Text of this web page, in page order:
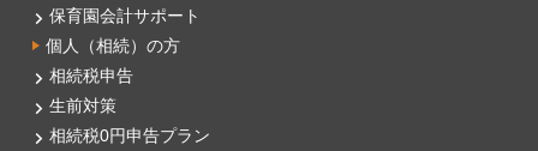
保育園会計サポート
個人（相続）の方
相続税申告
生前対策
相続税0円申告プラン